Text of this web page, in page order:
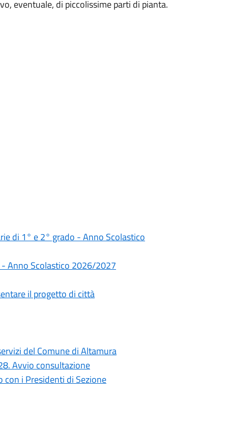
eventuale, di piccolissime parti di pianta.
di 1° e 2° grado - Anno Scolastico
Anno Scolastico 2026/2027
il progetto di città
del Comune di Altamura
Avvio consultazione
i Presidenti di Sezione